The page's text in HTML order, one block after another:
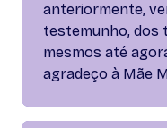
anteriormente,
testemunho, dos
mesmos até
agradeço à Mãe